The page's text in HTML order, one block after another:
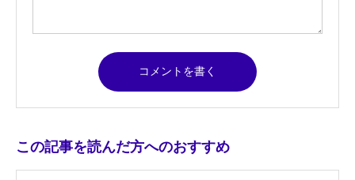
この記事を読んだ方へのおすすめ